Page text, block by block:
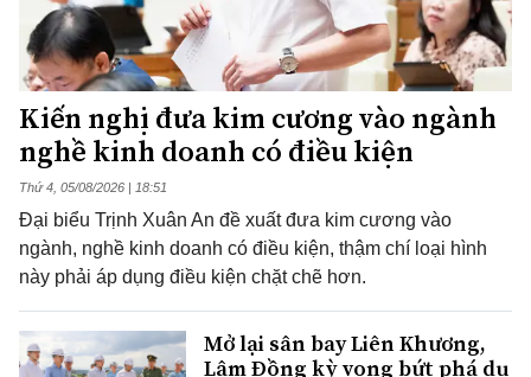
Kiến nghị đưa kim cương vào ngành
nghề kinh doanh có điều kiện
Thứ 4, 05/08/2026 | 18:51
Đại biểu Trịnh Xuân An đề xuất đưa kim cương vào
ngành, nghề kinh doanh có điều kiện, thậm chí loại hình
này phải áp dụng điều kiện chặt chẽ hơn.
Mở lại sân bay Liên Khương,
Lâm Đồng kỳ vọng bứt phá du